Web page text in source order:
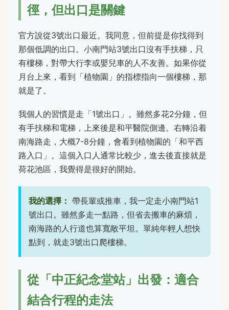
徑，但出口是關鍵
官方說從3號出口最近。我同意，但前提是你找得到
那個低調的出口。小南門站3號出口沒有手扶梯，只
有樓梯，對帶大行李或嬰兒車的人不友善。如果你從
月台上來，看到「植物園」的指標指向一個樓梯，那
就是了。
我個人的習慣是走「1號出口」。雖然多花2分鐘，但
有手扶梯和電梯，上來後是和平醫院側邊。右轉沿着
南海路走，大概7-8分鐘，會看到植物園的「和平西
路入口」。這個入口人通常比較少，進去後直接就是
荷花池區，我覺得是很好的開始。
我的選擇： 帶長輩或推車，我一定走小南門站1
號出口。雖然多走一點路，但省去搬車的麻煩，
南海路的人行道也算寬敞平坦。單純年輕人想快
點到，就走3號出口爬樓梯。
從「中正紀念堂站」出發：適合
結合行程的走法